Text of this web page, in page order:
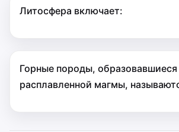
Литосфера включает:
Горные породы, образовавшиеся
расплавленной магмы,